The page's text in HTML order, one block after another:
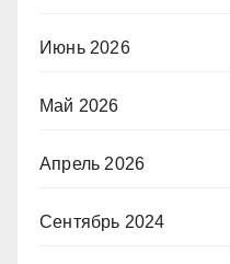
Июнь 2026
Май 2026
Апрель 2026
Сентябрь 2024